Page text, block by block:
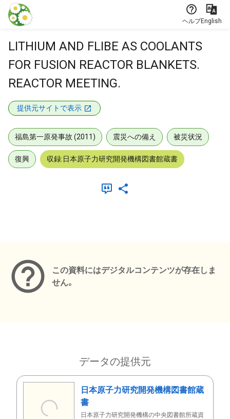
本文に飛ぶ
ヘルプEnglish
LITHIUM AND FLIBE AS COOLANTS
FOR FUSION REACTOR BLANKETS.
REACTOR MEETING.
提供元サイトで表示
福島第一原発事故 (2011) 震災への備え 被災状況
復興 収録:日本原子力研究開発機構図書館蔵書
この資料にはデジタルコンテンツが存在しま
せん。
データの提供元
日本原子力研究開発機構図書館蔵
書
日本原子力研究開発機構の中央図書館所蔵資